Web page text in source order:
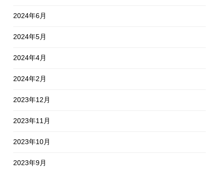
2024年6月
2024年5月
2024年4月
2024年2月
2023年12月
2023年11月
2023年10月
2023年9月